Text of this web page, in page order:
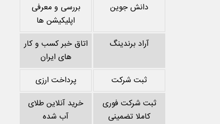
دانش جوین
بررسی و معرفی
اپلیکیشن ها
آراد برندینگ
اتاق خبر کسب و کار
های ایران
ثبت شرکت
پرداخت ارزی
ثبت شرکت فوری
کاملا تضمینی
خرید آنلاین طلای
آب شده